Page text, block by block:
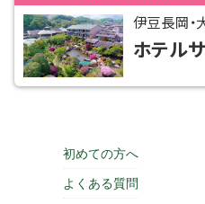
伊豆長岡・
ホテル
初めての方へ
よくある質問